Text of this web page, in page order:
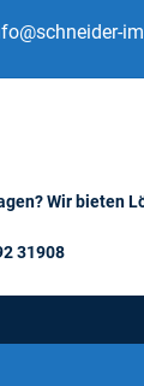
Wir bieten
31908